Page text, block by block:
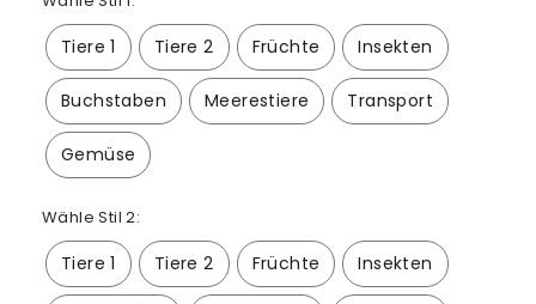
Tiere 1 Tiere 2 Früchte Insekten
Buchstaben Meerestiere Transport
Gemüse
Wähle Stil 2:
Tiere 1 Tiere 2 Früchte Insekten